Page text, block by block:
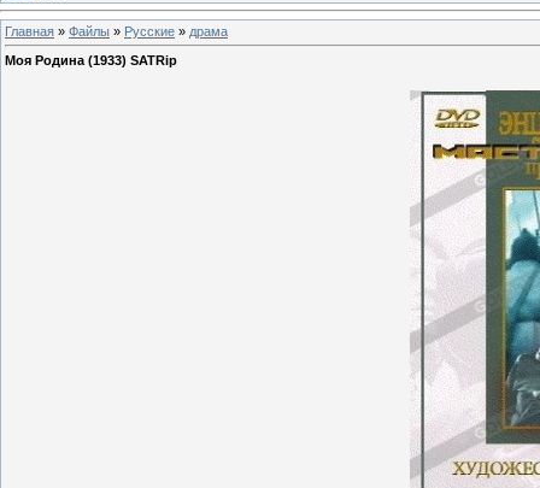
Главная » Файлы » Русские » драма
Моя Родина (1933) SATRip